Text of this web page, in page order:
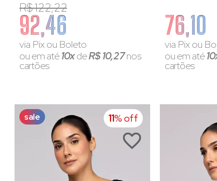
R$ 122,22
92,46
via Pix ou Boleto
ou em até10xdeR$ 10,27nos
cartões
76,10
via Pix ou
ou em até
cartões
sale 11% off